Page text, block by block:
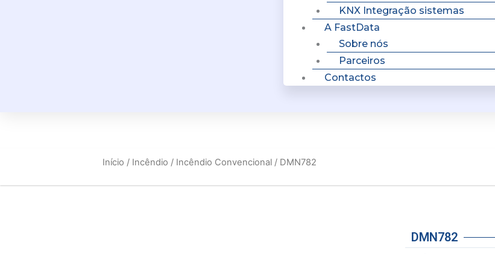
KNX Integração sistemas
A FastData
Sobre nós
Parceiros
Contactos
Início / Incêndio / Incêndio Convencional / DMN782
DMN782